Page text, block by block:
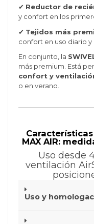
✔ Reductor de
y confort en los
✔ Tejidos más
confort en uso diario y
En conjunto, la
más premium. Está
confort y
o en verano.
Características
MAX AIR:
Uso desde
ventilación
Uso y